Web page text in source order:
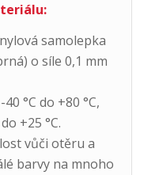
samolepka
o síle 0,1 mm
°C do +80 °C,
+25 °C.
vůči otěru a
barvy na mnoho